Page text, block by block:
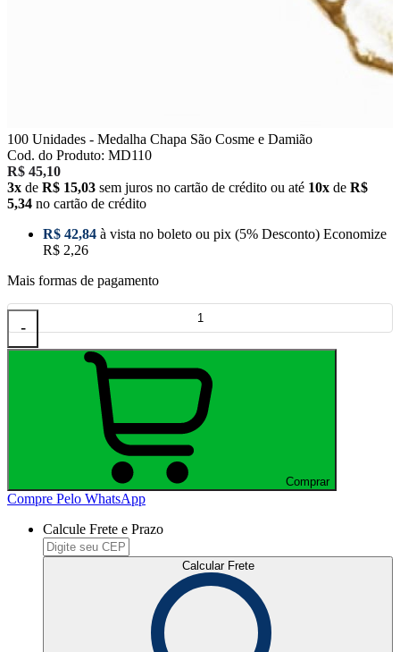
100 Unidades - Medalha Chapa São Cosme e Damião
Cod. do Produto: MD110
R$ 45,10
3x de R$ 15,03 sem juros no cartão de crédito ou até 10x de R$
5,34 no cartão de crédito
R$ 42,84 à vista no boleto ou pix (5% Desconto) Economize
R$ 2,26
Mais formas de pagamento
-
Comprar
Compre Pelo WhatsApp
Calcule Frete e Prazo
Calcular Frete